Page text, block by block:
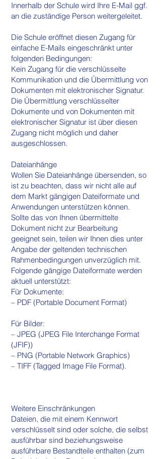
Innerhalb der Schule wird Ihre E-Mail ggf.
an die zuständige Person weitergeleitet.
Die Schule eröffnet diesen Zugang für
einfache E-Mails eingeschränkt unter
folgenden Bedingungen:
Kein Zugang für die verschlüsselte
Kommunikation und die Übermittlung von
Dokumenten mit elektronischer Signatur.
Die Übermittlung verschlüsselter
Dokumente und von Dokumenten mit
elektronischer Signatur ist über diesen
Zugang nicht möglich und daher
ausgeschlossen.
Dateianhänge
Wollen Sie Dateianhänge übersenden, so
ist zu beachten, dass wir nicht alle auf
dem Markt gängigen Dateiformate und
Anwendungen unterstützen können.
Sollte das von Ihnen übermittelte
Dokument nicht zur Bearbeitung
geeignet sein, teilen wir Ihnen dies unter
Angabe der geltenden technischen
Rahmenbedingungen unverzüglich mit.
Folgende gängige Dateiformate werden
aktuell unterstützt:
Für Dokumente:
– PDF (Portable Document Format)
Für Bilder:
– JPEG (JPEG File Interchange Format
(JFIF))
– PNG (Portable Network Graphics)
– TIFF (Tagged Image File Format).
Weitere Einschränkungen
Dateien, die mit einem Kennwort
verschlüsselt sind oder solche, die selbst
ausführbar sind beziehungsweise
ausführbare Bestandteile enthalten (zum